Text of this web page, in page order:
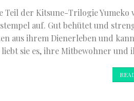
Teil der Kitsune-Trilogie Yumeko
auf. Gut behütet und
aus ihrem Dienerleben und
liebt sie es, ihre Mitbewohner